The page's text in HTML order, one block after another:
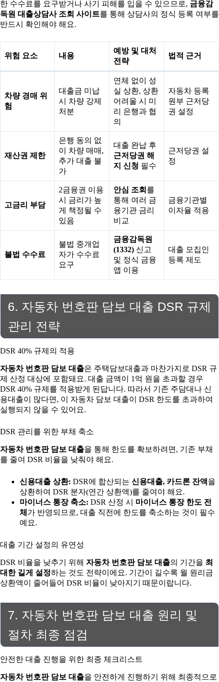
한 수수료를 요구받거나 사기 피해를 입을 수 있으므로, 금융감
독원 대출상담사 조회 사이트를 통해 상담사의 정식 등록 여부를
반드시 확인해야 해요.
위험 요소 내용
예방 및 대처
전략
법적 근거
차량 경매 위
험
대출금 미납
시 차량 강제
처분
연체 없이 성
실 상환, 상환
어려울 시 미
리 은행과 협
의
자동차 등록
원부 근저당
권 설정
재산권 제한
은행 동의 없
이 차량 매매,
추가 대출 불
가
대출 완납 후
근저당권 해
지 신청 필수
근저당권 설
정
고금리 부담
2금융권 이용
시 금리가 높
게 책정될 수
있음
안심 조회 를
통해 여러 금
융기관 금리
비교
금융기관별
이자율 적용
불법 수수료
불법 중개업
자가 수수료
요구
금융감독원
(1332) 신고
및 정식 금융
앱 이용
대출 모집인
등록 제도
6. 자동차 번호판 담보 대출 DSR 규제
관리 전략
DSR 40% 규제의 적용
자동차 번호판 담보 대출은 주택담보대출과 마찬가지로 DSR 규
제 산정 대상에 포함돼요. 대출 금액이 1억 원을 초과할 경우
DSR 40% 규제를 적용받게 된답니다. 따라서 기존 주담대나 신
용대출이 많다면, 이 자동차 담보 대출이 DSR 한도를 초과하여
실행되지 않을 수 있어요.
DSR 관리를 위한 부채 축소
자동차 번호판 담보 대출을 통해 한도를 확보하려면, 기존 부채
를 줄여 DSR 비율을 낮춰야 해요.
신용대출 상환: DSR에 합산되는 신용대출, 카드론 잔액을
상환하여 DSR 분자(연간 상환액)를 줄여야 해요.
마이너스 통장 축소: DSR 산정 시 마이너스 통장 한도 전
체 가 반영되므로, 대출 직전에 한도를 축소하는 것이 필수
예요.
대출 기간 설정의 유연성
DSR 비율을 낮추기 위해 자동차 번호판 담보 대출의 기간을 최
대한 길게 설정하는 것도 전략이에요. 기간이 길수록 월 원리금
상환액이 줄어들어 DSR 비율이 낮아지기 때문이랍니다.
7. 자동차 번호판 담보 대출 원리 및
절차 최종 점검
안전한 대출 진행을 위한 최종 체크리스트
자동차 번호판 담보 대출을 안전하게 진행하기 위해 최종적으로